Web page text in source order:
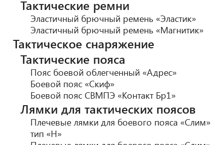
Тактические ремни
Эластичный брючный ремень «Эластик»
Эластичный брючный ремень «Магнитик»
Тактическое снаряжение
Тактические пояса
Пояс боевой облегченный «Адрес»
Боевой пояс «Скиф»
Боевой пояс СВМПЭ «Контакт Бр1»
Лямки для тактических поясов
Плечевые лямки для боевого пояса «Слим»
тип «H»